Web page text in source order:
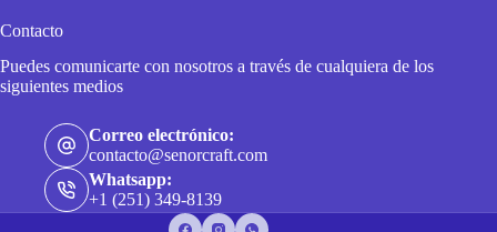
Contacto
Puedes comunicarte con nosotros a través de cualquiera de los
siguientes medios
Correo electrónico:
contacto@senorcraft.com
Whatsapp:
+1 (251) 349-8139